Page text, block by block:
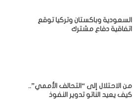
السعودية وباكستان وتركيا توقع
اتفاقية دفاع مشترك
من الاحتلال إلى “التحالف الأممي”..
كيف يعيد الناتو تدوير النفوذ